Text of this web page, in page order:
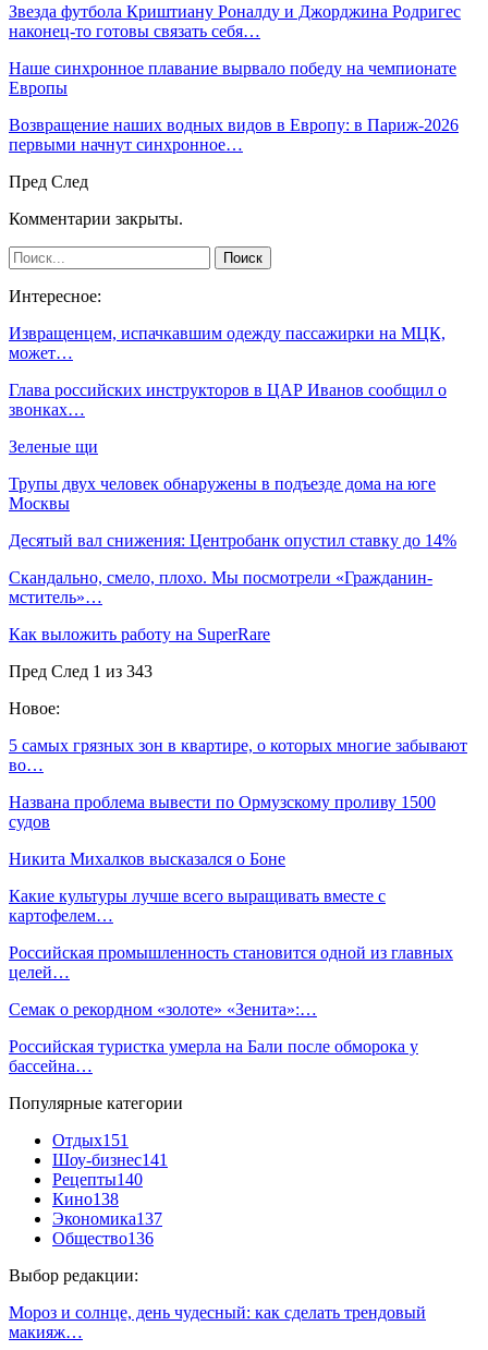
Звезда футбола Криштиану Роналду и Джорджина Родригес
наконец-то готовы связать себя…
Наше синхронное плавание вырвало победу на чемпионате
Европы
Возвращение наших водных видов в Европу: в Париж-2026
первыми начнут синхронное…
Пред След
Комментарии закрыты.
Интересное:
Извращенцем, испачкавшим одежду пассажирки на МЦК,
может…
Глава российских инструкторов в ЦАР Иванов сообщил о
звонках…
Зеленые щи
Трупы двух человек обнаружены в подъезде дома на юге
Москвы
Десятый вал снижения: Центробанк опустил ставку до 14%
Скандально, смело, плохо. Мы посмотрели «Гражданин-
мститель»…
Как выложить работу на SuperRare
Пред След 1 из 343
Новое:
5 самых грязных зон в квартире, о которых многие забывают
во…
Названа проблема вывести по Ормузскому проливу 1500
судов
Никита Михалков высказался о Боне
Какие культуры лучше всего выращивать вместе с
картофелем…
Российская промышленность становится одной из главных
целей…
Семак о рекордном «золоте» «Зенита»:…
Российская туристка умерла на Бали после обморока у
бассейна…
Популярные категории
Отдых151
Шоу-бизнес141
Рецепты140
Кино138
Экономика137
Общество136
Выбор редакции:
Мороз и солнце, день чудесный: как сделать трендовый
макияж…